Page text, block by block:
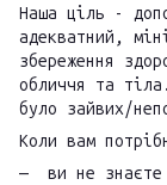
Наша ціль -
адекватний,
збереження
обличчя та
було зайвих/
Коли вам
ви не